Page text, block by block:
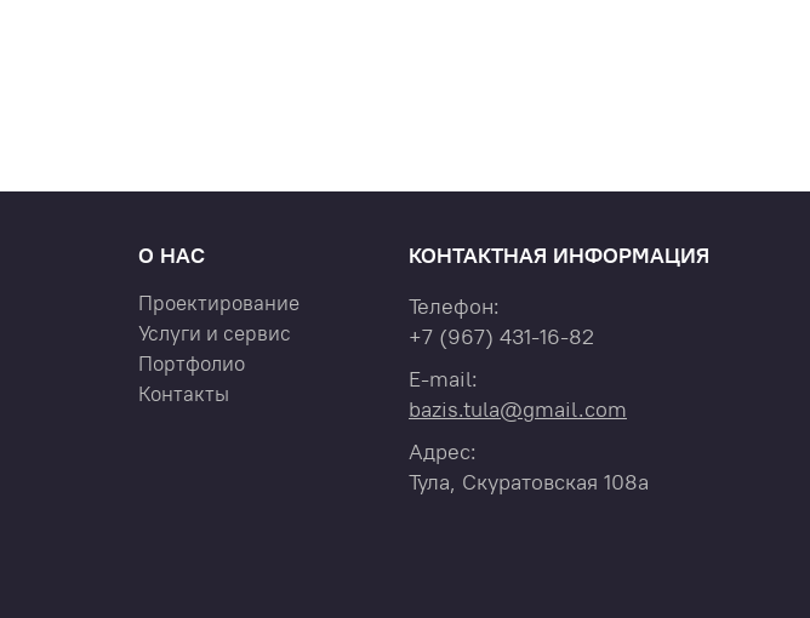
О НАС
Проектирование
Услуги и сервис
Портфолио
Контакты
КОНТАКТНАЯ ИНФОРМАЦИЯ
Телефон:
+7 (967) 431-16-82
E-mail:
bazis.tula@gmail.com
Адрес:
Тула, Скуратовская 108а